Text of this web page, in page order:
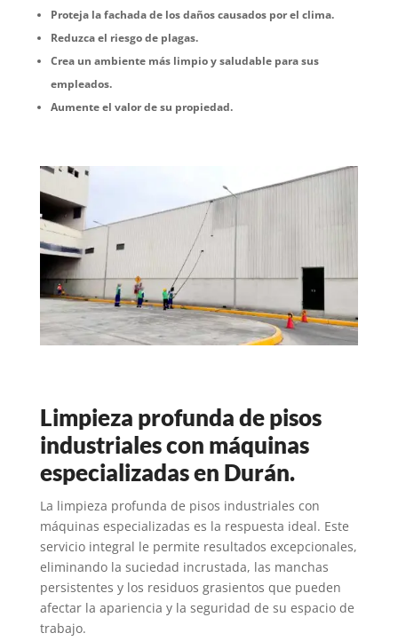
Proteja la fachada de los daños causados ​​por el clima.
Reduzca el riesgo de plagas.
Crea un ambiente más limpio y saludable para sus
empleados.
Aumente el valor de su propiedad.
Limpieza profunda de pisos
industriales con máquinas
especializadas en Durán.
La limpieza profunda de pisos industriales con
máquinas especializadas es la respuesta ideal. Este
servicio integral le permite resultados excepcionales,
eliminando la suciedad incrustada, las manchas
persistentes y los residuos grasientos que pueden
afectar la apariencia y la seguridad de su espacio de
trabajo.